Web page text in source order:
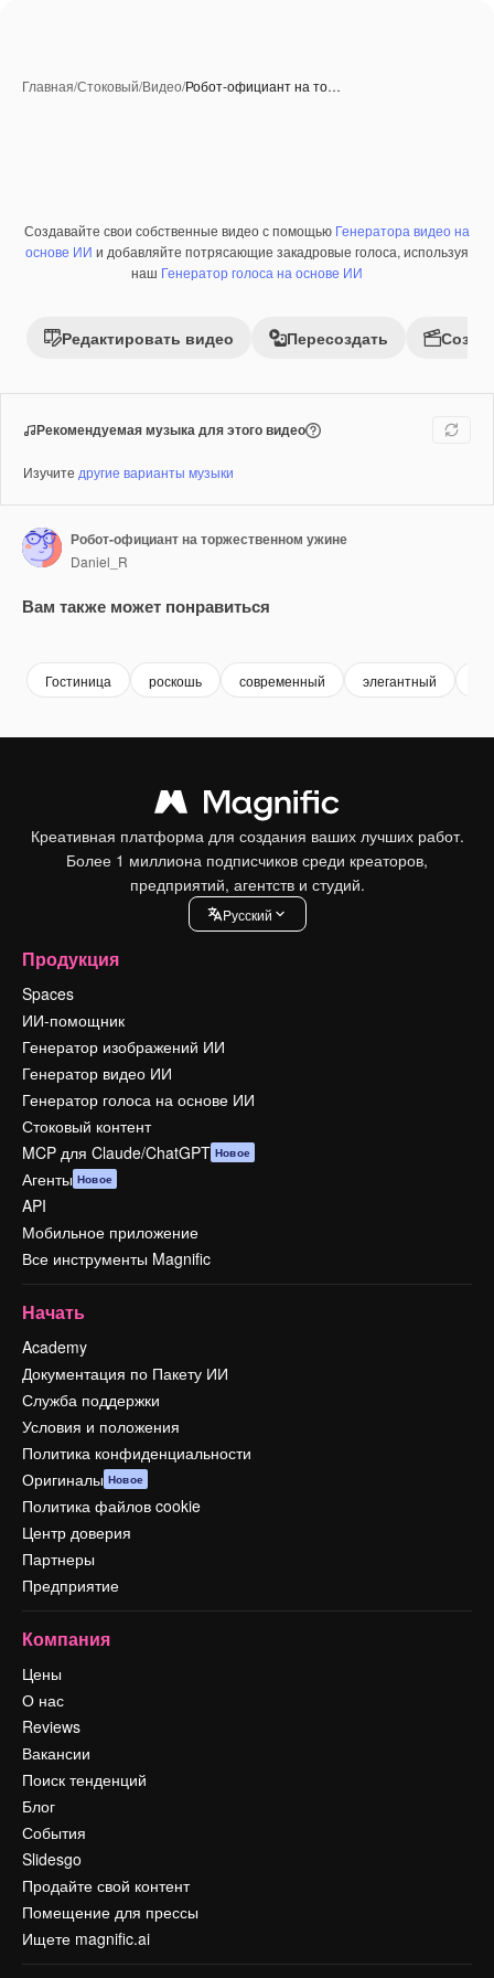
Главная/Стоковый/Видео/Робот-официант на то…
ПремиумСозданные при помощи ИИ
Создавайте свои собственные видео с помощью Генератора видео на
основе ИИ и добавляйте потрясающие закадровые голоса, используя
наш Генератор голоса на основе ИИ
Редактировать видео Пересоздать
Рекомендуемая музыка для этого видео
Изучите другие варианты музыки
Робот-официант на торжественном ужине
Daniel_R
Вам также может понравиться
Гостиница роскошь современный элегантный
Креативная платформа для создания ваших лучших работ.
Более 1 миллиона подписчиков среди креаторов,
предприятий, агентств и студий.
Pусский
Продукция
Spaces
ИИ-помощник
Генератор изображений ИИ
Генератор видео ИИ
Генератор голоса на основе ИИ
Стоковый контент
MCP для Claude/ChatGPT Новое
Агенты Новое
API
Мобильное приложение
Все инструменты Magnific
Начать
Academy
Документация по Пакету ИИ
Служба поддержки
Условия и положения
Политика конфиденциальности
Оригиналы Новое
Политика файлов cookie
Центр доверия
Партнеры
Предприятие
Компания
Цены
О нас
Reviews
Вакансии
Поиск тенденций
Блог
События
Slidesgo
Продайте свой контент
Помещение для прессы
Ищете magnific.ai